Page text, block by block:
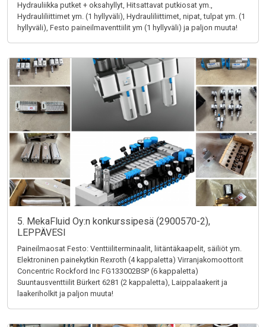
Hydrauliikka putket + oksahyllyt, Hitsattavat putkiosat ym.,
Hydrauliliittimet ym. (1 hyllyväli), Hydrauliliittimet, nipat, tulpat ym. (1
hyllyväli), Festo paineilmaventtiilit ym (1 hyllyväli) ja paljon muuta!
5. MekaFluid Oy:n konkurssipesä (2900570-2),
LEPPÄVESI
Paineilmaosat Festo: Venttiiliterminaalit, liitäntäkaapelit, säiliöt ym.
Elektroninen painekytkin Rexroth (4 kappaletta) Virranjakomoottorit
Concentric Rockford Inc FG133002BSP (6 kappaletta)
Suuntausventtiilit Bürkert 6281 (2 kappaletta), Laippalaakerit ja
laakeriholkit ja paljon muuta!